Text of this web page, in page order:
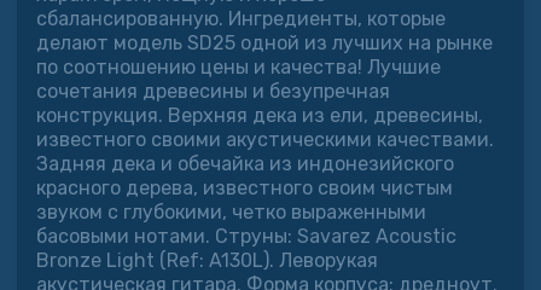
сбалансированную. Ингредиенты, которые
делают модель SD25 одной из лучших на рынке
по соотношению цены и качества! Лучшие
сочетания древесины и безупречная
конструкция. Верхняя дека из ели, древесины,
известного своими акустическими качествами.
Задняя дека и обечайка из индонезийского
красного дерева, известного своим чистым
звуком с глубокими, четко выраженными
басовыми нотами. Струны: Savarez Acoustic
Bronze Light (Ref: A130L). Леворукая
акустическая гитара. Форма корпуса: дредноут.